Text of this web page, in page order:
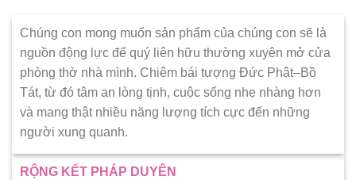
Chúng con mong muốn sản phẩm của chúng con sẽ là
nguồn động lực để quý liên hữu thường xuyên mở cửa
phòng thờ nhà mình. Chiêm bái tượng Đức Phật–Bồ
Tát, từ đó tâm an lòng tịnh, cuộc sống nhẹ nhàng hơn
và mang thật nhiều năng lượng tích cực đến những
người xung quanh.
RỘNG KẾT PHÁP DUYÊN